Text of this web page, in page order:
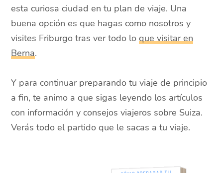
esta curiosa ciudad en tu plan de viaje. Una
buena opción es que hagas como nosotros y
visites Friburgo tras ver todo loque visitar en
Berna.
Y para continuar preparando tu viaje de principio
a fin, te animo a que sigas leyendo los artículos
con información y consejos viajeros sobre Suiza.
Verás todo el partido que le sacas a tu viaje.